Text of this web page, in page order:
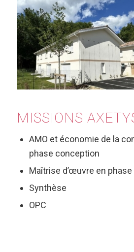
MISSIONS
AMO et économie de la
phase conception
Maîtrise d’œuvre en phase
Synthèse
OPC